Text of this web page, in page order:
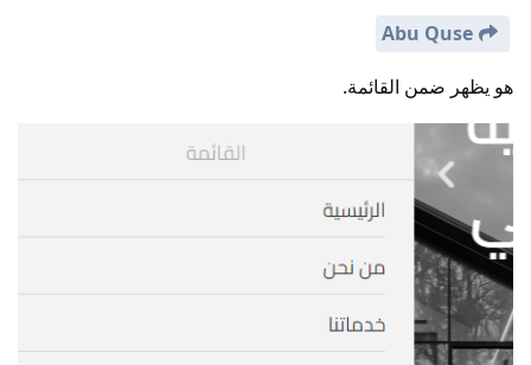
Abu Quse
هو يظهر ضمن القائمة.